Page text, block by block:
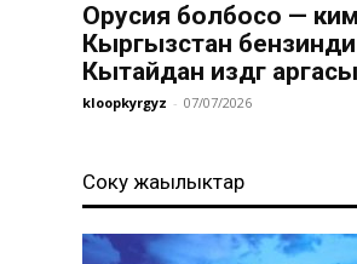
Орусия болбосо —
Кыргызстан бензинди
Кытайдан издөөгө
kloopkyrgyz - 07/07/2026
Соңку жаңылыктар